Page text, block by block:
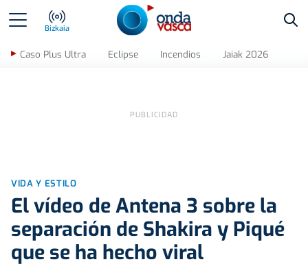
Bizkaia
Caso Plus Ultra Eclipse Incendios Jaiak 2026
VIDA Y ESTILO
El vídeo de Antena 3 sobre la
separación de Shakira y Piqué
que se ha hecho viral